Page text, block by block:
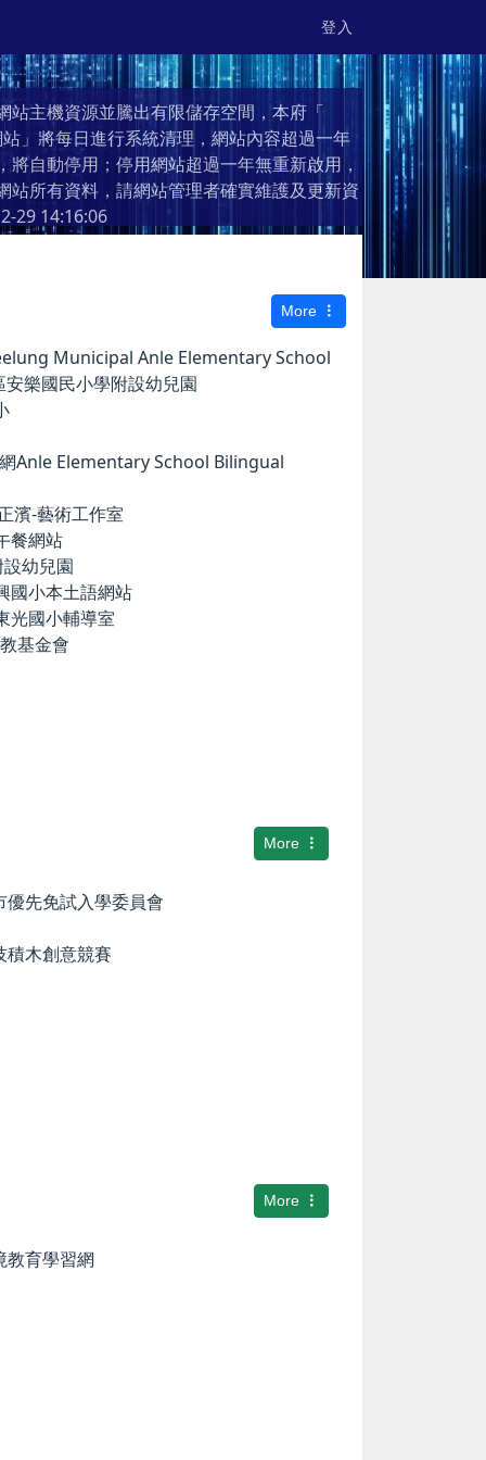
登入
站主機資源並騰出有限儲存空間，本府「
」將每日進行系統清理，網站內容超過一年
將自動停用；停用網站超過一年無重新啟用，
站所有資料，請網站管理者確實維護及更新資
29 14:16:06
More
Municipal Anle Elementary School
樂國民小學附設幼兒園
Anle Elementary School Bilingual
濱-藝術工作室
餐網站
幼兒園
國小本土語網站
光國小輔導室
基金會
More
先免試入學委員會
積木創意競賽
More
教育學習網